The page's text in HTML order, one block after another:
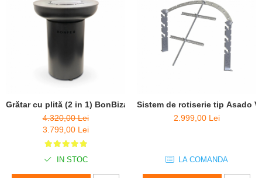
Grătar cu plită (2 in 1) BonBiza Black- D 80cm x H 100cm
4.320,00 Lei
3.799,00 Lei
IN STOC
Sistem de rotiserie tip Asado
2.999,00 Lei
LA COMANDA